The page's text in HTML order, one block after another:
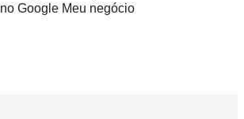
no Google Meu negócio